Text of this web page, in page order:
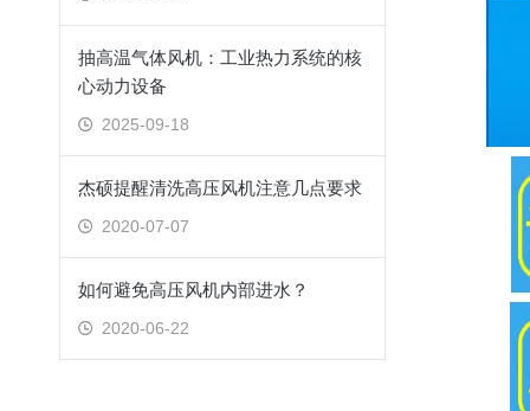
抽高温气体风机：工业热力系统的核
心动力设备
2025-09-18
杰硕提醒清洗高压风机注意几点要求
2020-07-07
如何避免高压风机内部进水？
2020-06-22